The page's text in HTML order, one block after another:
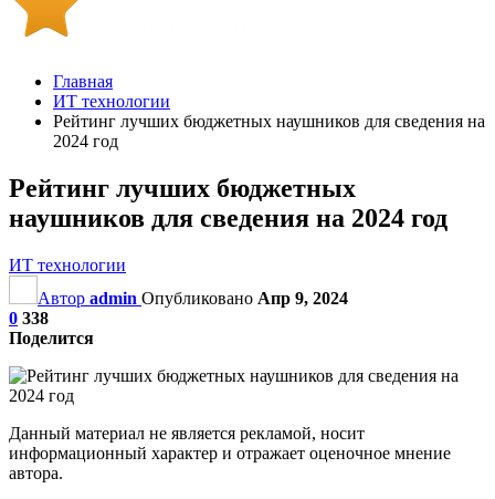
Главная
ИТ технологии
Рейтинг лучших бюджетных наушников для сведения на
2024 год
Рейтинг лучших бюджетных
наушников для сведения на 2024 год
ИТ технологии
Автор admin Опубликовано Апр 9, 2024
0 338
Поделится
Данный материал не является рекламой, носит
информационный характер и отражает оценочное мнение
автора.